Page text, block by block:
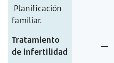
Planificación
familiar.
Tratamiento
de infertilidad
—